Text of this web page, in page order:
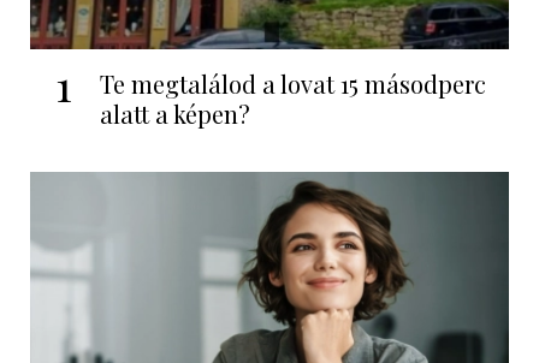
1
Te megtalálod a lovat 15 másodperc
alatt a képen?